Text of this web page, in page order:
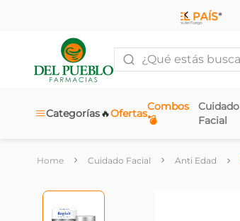
¿Qué estás buscando?
Categorías Ofertas
🔥
Combos
💣
Cuidado
Facial
Cuidado Facial Anti Edad